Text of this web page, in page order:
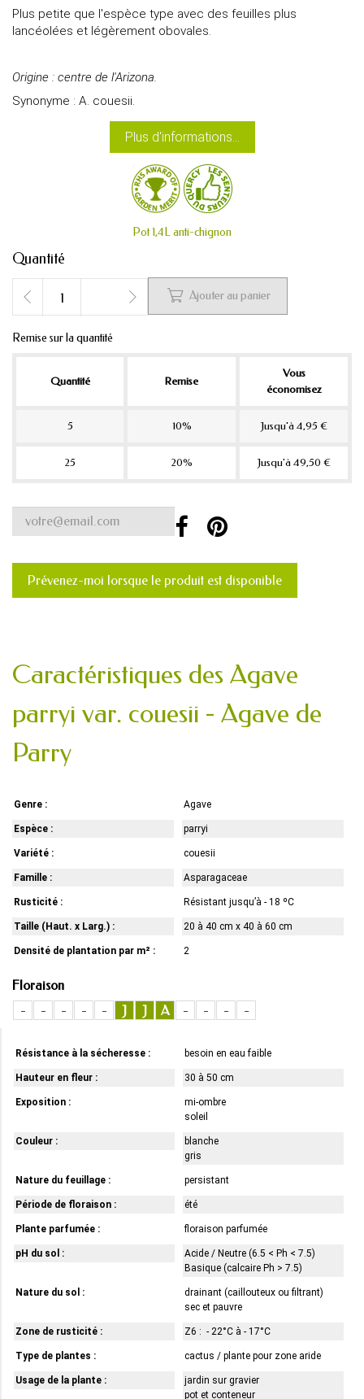
Plus petite que l'espèce type avec des feuilles plus
lancéolées et légèrement obovales.
Origine : centre de l'Arizona.
Synonyme : A. couesii.
Plus d'informations...
Pot 1,4L anti-chignon
Quantité
 Ajouter au panier
Remise sur la quantité
Quantité Remise
Vous
économisez
5 10% Jusqu'à 4,95 €
25 20% Jusqu'à 49,50 €
Prévenez-moi lorsque le produit est disponible
Caractéristiques des Agave
parryi var. couesii - Agave de
Parry
Genre : Agave
Espèce : parryi
Variété : couesii
Famille : Asparagaceae
Rusticité : Résistant jusqu’à - 18 ºC
Taille (Haut. x Larg.) : 20 à 40 cm x 40 à 60 cm
Densité de plantation par m² : 2
Floraison
-
- - - - J J A - - - -
Résistance à la sécheresse : besoin en eau faible
Hauteur en fleur : 30 à 50 cm
Exposition :
mi-ombre
soleil
Couleur :
blanche
gris
Nature du feuillage : persistant
Période de floraison : été
Plante parfumée : floraison parfumée
pH du sol :
Acide / Neutre (6.5 < Ph < 7.5)
Basique (calcaire Ph > 7.5)
Nature du sol :
drainant (caillouteux ou filtrant)
sec et pauvre
Zone de rusticité : Z6 : - 22°C à - 17°C
Type de plantes : cactus / plante pour zone aride
Usage de la plante :
jardin sur gravier
pot et conteneur